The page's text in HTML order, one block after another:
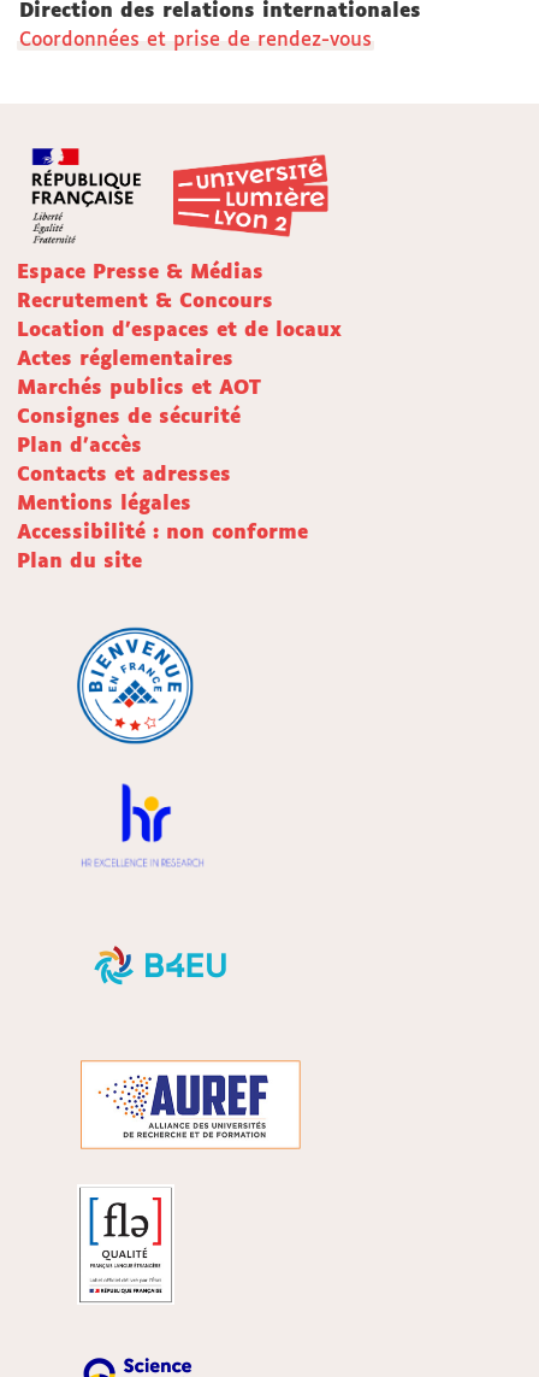
Direction des relations internationales
Coordonnées et prise de rendez-vous
Espace Presse & Médias
Recrutement & Concours
Location d'espaces et de locaux
Actes réglementaires
Marchés publics et AOT
Consignes de sécurité
Plan d'accès
Contacts et adresses
Mentions légales
Accessibilité : non conforme
Plan du site